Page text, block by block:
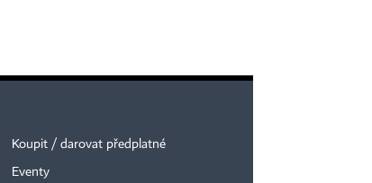
Koupit / darovat předplatné
Eventy